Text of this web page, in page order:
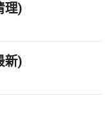
理)
新)